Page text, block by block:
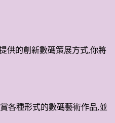
供的創新數碼策展方式,你將
各種形式的數碼藝術作品,並